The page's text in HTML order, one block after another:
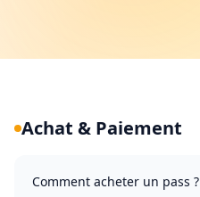
Achat & Paiement
Comment acheter un pass ?